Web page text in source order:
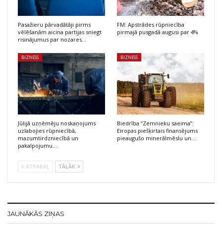
Pasažieru pārvadātāji pirms
vēlēšanām aicina partijas sniegt
risinājumus par nozares…
FM: Apstrādes rūpniecība
pirmajā pusgadā augusi par 4%
BIZNESS
Jūlijā uzņēmēju noskaņojums
uzlabojies rūpniecībā,
mazumtirdzniecībā un
pakalpojumu…
BIZNESS
Biedrība “Zemnieku saeima”:
Eiropas piešķirtais finansējums
pieaugušo minerālmēslu un…
ATPAKAĻ TĀLĀK
JAUNĀKĀS ZIŅAS